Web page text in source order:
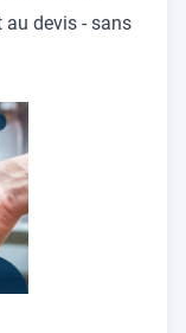
devis - sans